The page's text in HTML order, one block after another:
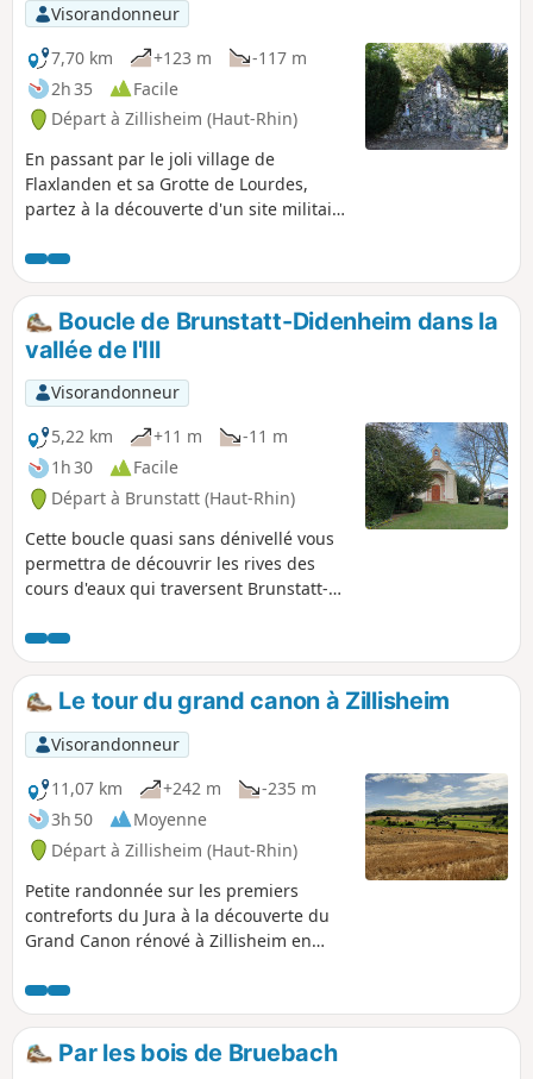
Visorandonneur
7,70 km
+123 m
-117 m
2h 35
Facile
Départ à Zillisheim (Haut-Rhin)
En passant par le joli village de
Flaxlanden et sa Grotte de Lourdes,
partez à la découverte d'un site militaire
les hauteurs de Zillisheim. Apprenez-en
un peu sur la nature avec les sentiers
découverte sur le parcours et profitez
des nombreux points de vue qui vous
attendent en chemin !
Boucle de Brunstatt-Didenheim dans la
vallée de l'Ill
Visorandonneur
5,22 km
+11 m
-11 m
1h 30
Facile
Départ à Brunstatt (Haut-Rhin)
Cette boucle quasi sans dénivellé vous
permettra de découvrir les rives des
cours d'eaux qui traversent Brunstatt-
Rhin et le Ruisseau Bachmatta ainsi que
sa végétation. À ne pas pratiquer par
vent fort ni en période de crue
Le tour du grand canon à Zillisheim
Visorandonneur
11,07 km
+242 m
-235 m
3h 50
Moyenne
Départ à Zillisheim (Haut-Rhin)
Petite randonnée sur les premiers
contreforts du Jura à la découverte du
Grand Canon rénové à Zillisheim en
guerre 14/18 et la Chapelle Saint-Brice à
Illfurth.
Par les bois de Bruebach